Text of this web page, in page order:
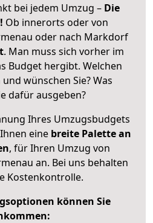
bei jedem Umzug – Die
Ob innerorts oder von
oder nach Markdorf
. Man muss sich vorher im
Budget hergibt. Welchen
wünschen Sie? Was
dafür ausgeben?
Ihres Umzugsbudgets
eine breite Palette an
, für Ihren Umzug von
an. Bei uns behalten
Kostenkontrolle.
können Sie